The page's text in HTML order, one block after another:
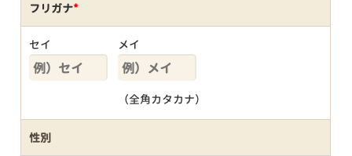
フリガナ*
セイ メイ
（全角カタカナ）
性別